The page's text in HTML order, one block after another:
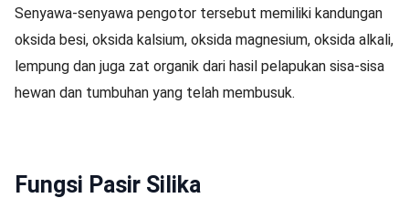
Senyawa-senyawa pengotor tersebut memiliki kandungan
oksida besi, oksida kalsium, oksida magnesium, oksida alkali,
lempung dan juga zat organik dari hasil pelapukan sisa-sisa
hewan dan tumbuhan yang telah membusuk.
Fungsi Pasir Silika